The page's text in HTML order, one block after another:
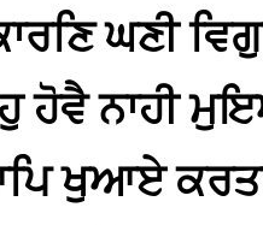
ਘਣੀ
ਹੋਵੈ ਨਾਹੀ
ਖੁਆਏ